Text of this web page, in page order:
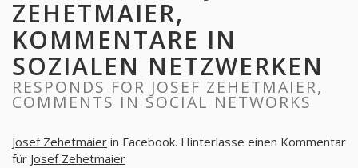
ZEHETMAIER,
KOMMENTARE IN
SOZIALEN NETZWERKEN
RESPONDS FOR JOSEF ZEHETMAIER,
COMMENTS IN SOCIAL NETWORKS
Josef Zehetmaier in Facebook. Hinterlasse einen Kommentar
für Josef Zehetmaier